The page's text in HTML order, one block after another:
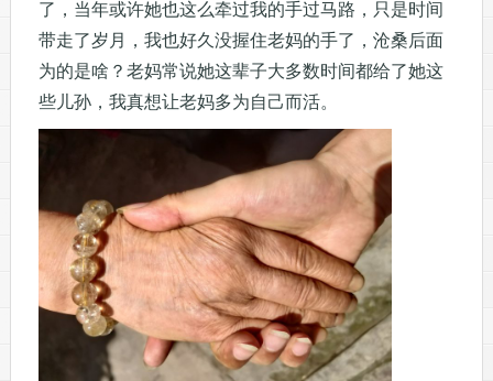
了，当年或许她也这么牵过我的手过马路，只是时间
带走了岁月，我也好久没握住老妈的手了，沧桑后面
为的是啥？老妈常说她这辈子大多数时间都给了她这
些儿孙，我真想让老妈多为自己而活。